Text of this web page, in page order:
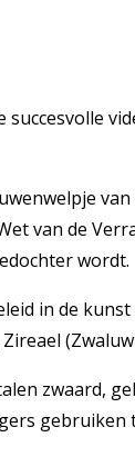
van de
wordt.
in de
zwaard,
gebruiken